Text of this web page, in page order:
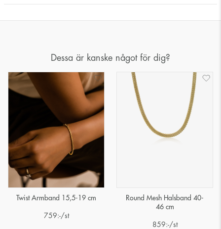
Dessa är kanske något för dig?
Twist Armband 15,5-19 cm
759:-/st
Round Mesh Halsband 40-
46 cm
859:-/st